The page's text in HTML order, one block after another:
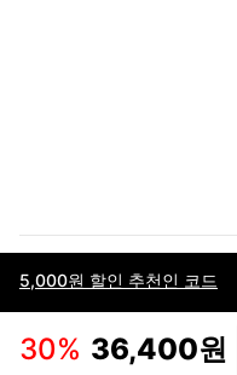
5,000원 할인 추천인 코드
30% 36,400원
이용약관고객센터판매개
인스